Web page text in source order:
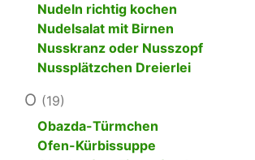
Nudeln richtig kochen
Nudelsalat mit Birnen
Nusskranz oder Nusszopf
Nussplätzchen Dreierlei
O (19)
Obazda-Türmchen
Ofen-Kürbissuppe